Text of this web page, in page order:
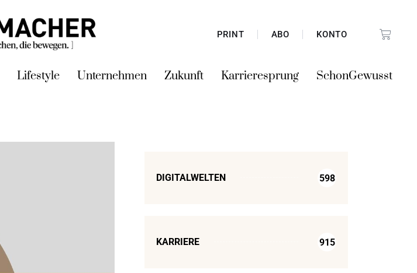
PRINT ABO KONTO
Lifestyle Unternehmen Zukunft Karrieresprung SchonGewusst
DIGITALWELTEN 598
KARRIERE 915